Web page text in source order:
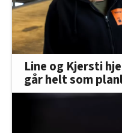
Line og Kjersti
går helt som